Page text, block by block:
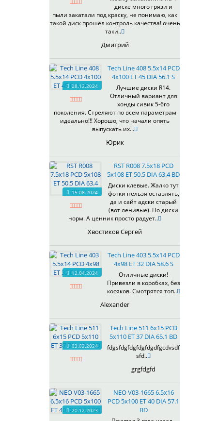
539
540
541
545
546
547
548
573
574
575
602
604
607
614
622
624
625
626
628
629
633
634
635
641
642
диске много грязи и
пыли закатали под краску, не понимаю, как
такой диск прошёл контроль качества! очень
таки..
Дмитрий
28.12.2024
Tech Line 408 5.5x14 PCD
4x100 ET 45 DIA 56.1 S
Лучшие диски R14.
Отличный вариант для
хонды сивик 5-6го
поколения. Стреляют по всем параметрам
идеально!!! Хорошо, что начали опять
выпускать их...
Юрик
15.08.2024
RST R008 7.5x18 PCD
5x108 ET 50.5 DIA 63.4 BD
Диски клевые. Жалко тут
фотки нельзя оставлять,
да и сайт адски старый
(вот ленивые). Но диски
норм. А ценник просто радует..
Хвостиков Сергей
12.04.2024
Tech Line 403 5.5x14 PCD
4x98 ET 32 DIA 58.6 S
Отличные диски!
Привезли в коробках, без
косяков. Смотрятся топ..
Alexander
03.02.2024
Tech Line 511 6x15 PCD
5x110 ET 37 DIA 65.1 BD
fdgsfdgfdgfdgfdgdfgcdvsdf
sfd..
grgfdgfd
20.12.2023
NEO V03-1665 6.5x16
PCD 5x100 ET 40 DIA 57.1
BD